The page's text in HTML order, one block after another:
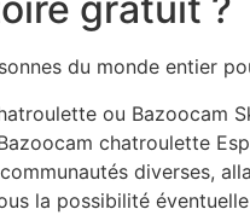
du monde entier
ou Bazoocam
chatroulette
diverses,
la possibilité éventuelle